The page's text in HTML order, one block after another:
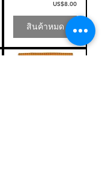
ราคา
US$8.00
สินค้าหมด